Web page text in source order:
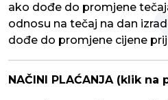
ako dođe do promjene
odnosu na tečaj na dan
dođe do promjene cijene
NAČINI PLAĆANJA (klik na